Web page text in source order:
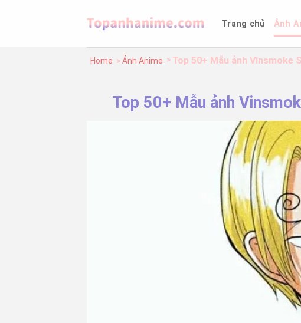
Trang chủ Ảnh
Home Ảnh Anime Top 50+ Mẫu ảnh Vinsmoke
Top 50+ Mẫu ảnh